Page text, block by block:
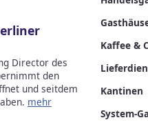
Director des
den
und seitdem
mehr
Kaffee &
Kantinen
System-